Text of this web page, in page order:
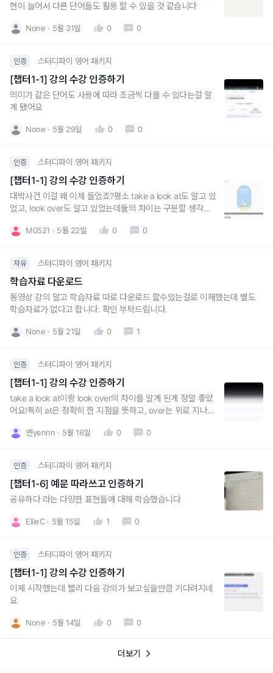
현이 늘어서 다른 단어들도 활용 할 수 있을 것 같습니다
None 5월 31일 0 0
인증 스터디파이 영어 패키지
[챕터1-1] 강의 수강 인증하기
의미가 같은 단어도 사용에 따라 조금씩 다를 수 있다는걸 알
게 됐어요
None 5월 29일 0 0
인증 스터디파이 영어 패키지
[챕터1-1] 강의 수강 인증하기
대박사건 이걸 왜 이제 들었죠?평소 take a look at도 알고 있
었고, look over도 알고 있었는데둘의 차이는 구분할 생각을
명확하게 구분해주시니까 좋네요!그밖에 오늘의 주요 표현 말
M0521 5월 22일 0 0
자유 스터디파이 영어 패키지
학습자료 다운로드
동영상 강의 말고 학습자료 따로 다운로드 할수있는걸로 이해했는데 별도
학습자료가 없다고 합니다. 확인 부탁드립니다.
None 5월 21일 0 1
인증 스터디파이 영어 패키지
[챕터1-1] 강의 수강 인증하기
take a look at이랑 look over의 차이를 알게 된게 정말 좋았
어요!특히 at은 정확히 한 지점을 뜻하고, over는 위로 지나가
심히 할게요!
옌yennn 5월 16일 0 0
인증 스터디파이 영어 패키지
[챕터1-6] 예문 따라쓰고 인증하기
공유하다 라는 다양한 표현들에 대해 학습했습니다
EllieC 5월 15일 1 0
인증 스터디파이 영어 패키지
[챕터1-1] 강의 수강 인증하기
이제 시작했는데 빨리 다음 강의가 보고싶을만큼 기다려지네
요
None 5월 14일 0 0
더보기